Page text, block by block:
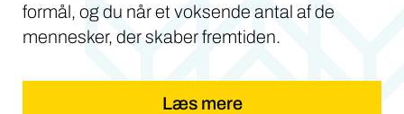
formål, og du når et voksende antal af de
mennesker, der skaber fremtiden.
Læs mere